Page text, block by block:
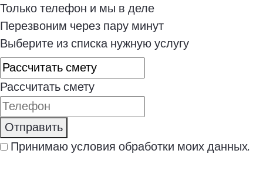
Только телефон и мы в деле
Перезвоним через пару минут
Выберите из списка нужную услугу
Рассчитать смету
Отправить
Принимаюусловия обработки моих данных.